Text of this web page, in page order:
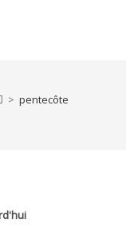
> pentecôte